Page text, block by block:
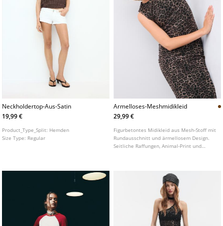
Neckholdertop-Aus-Satin
19,99 €
Product_Type_Split: Hemden
Size Type: Regular
Armelloses-Meshmidikleid
29,99 €
Figurbetontes Midikleid aus Mesh-Stoff mit
Rundausschnitt und ärmellosem Design.
Seitliche Raffungen, Animal-Print und